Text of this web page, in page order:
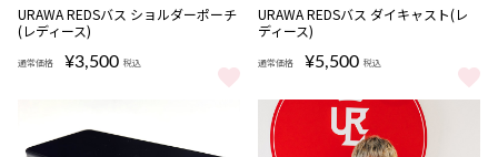
URAWA REDSバス ショルダーポーチ
(レディース)
通常価格 ¥3,500 税込
URAWA REDSバス ショルダーポーチ (レディース) をもっと見る
URAWA REDSバス ダイキャスト(レ
ディース)
通常価格 ¥5,500 税込
URAWA REDSバス ダイキャス